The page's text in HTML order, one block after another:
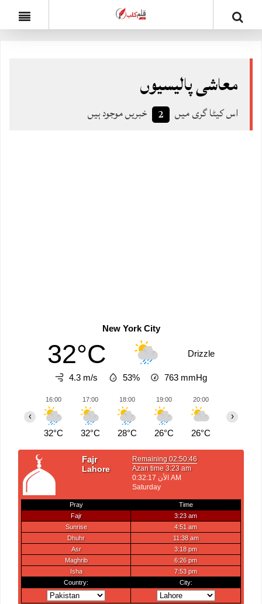
معاشی پالیسیوں
اس کیٹا گری میں 2 خبریں موجود ہیں
New York City
32°C Drizzle
4.3 m/s 53% 763 mmHg
16:00
32°C
17:00
32°C
18:00
28°C
19:00
26°C
20:00
26°C
‹ ›